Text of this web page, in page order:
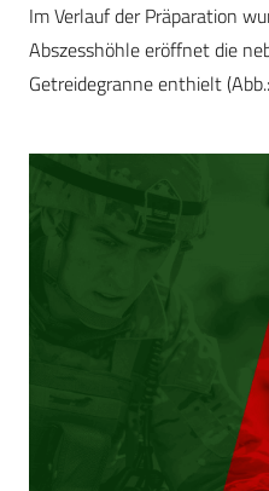
Im Verlauf der Präparation
Abszesshöhle eröffnet die
Getreidegranne enthielt